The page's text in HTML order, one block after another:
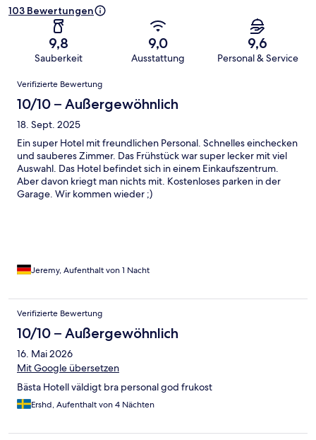
103 Bewertungen
9,8
Sauberkeit
9,0
Ausstattung
9,6
Personal & Service
Bewertungen
Verifizierte Bewertung
10/10 – Außergewöhnlich
18. Sept. 2025
Ein super Hotel mit freundlichen Personal. Schnelles einchecken
und sauberes Zimmer. Das Frühstück war super lecker mit viel
Auswahl. Das Hotel befindet sich in einem Einkaufszentrum.
Aber davon kriegt man nichts mit. Kostenloses parken in der
Garage. Wir kommen wieder ;)
Jeremy, Aufenthalt von 1 Nacht
Verifizierte Bewertung
10/10 – Außergewöhnlich
16. Mai 2026
Mit Google übersetzen
Bästa Hotell väldigt bra personal god frukost
Ershd, Aufenthalt von 4 Nächten